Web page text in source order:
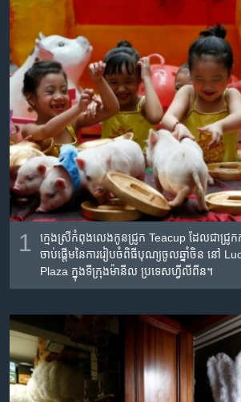
ចូល​
ទៅ​
ទំព័រ​
រចនា
សម្ព័ន្ធ​
រំលង​
និង​
ចូល​
ទៅ​
កាន់​
ទំព័រ​
ស្វែង​
វិទ្យុ / ផតខាសថ៍
កម្មវិធីទាំងអស់
Khmer English
បណ្តាញ​សង្គម
ភាសា
1
ក្មេង​ស្រី​កំពុង​លេង​កូន​​ជ្រូក​ Teacup ដែល​ជា​ជ្រូក​
ចាប់​ផ្ដើម​នៃ​ការ​រៀប​ចំ​ពិធី​បុណ្យ​ចូល​ឆ្នាំ​ចិន​ នៅ​
Plaza ក្នុង​ទីក្រុង​ម៉ានីល ប្រទេស​ហ្វីលីពីន។